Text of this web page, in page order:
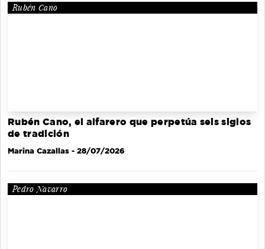
Rubén Cano
Rubén Cano, el alfarero que perpetúa seis siglos
de tradición
Marina Cazallas - 28/07/2026
Pedro Navarro